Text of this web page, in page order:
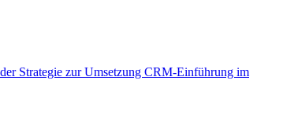
Strategie zur Umsetzung CRM-Einführung im